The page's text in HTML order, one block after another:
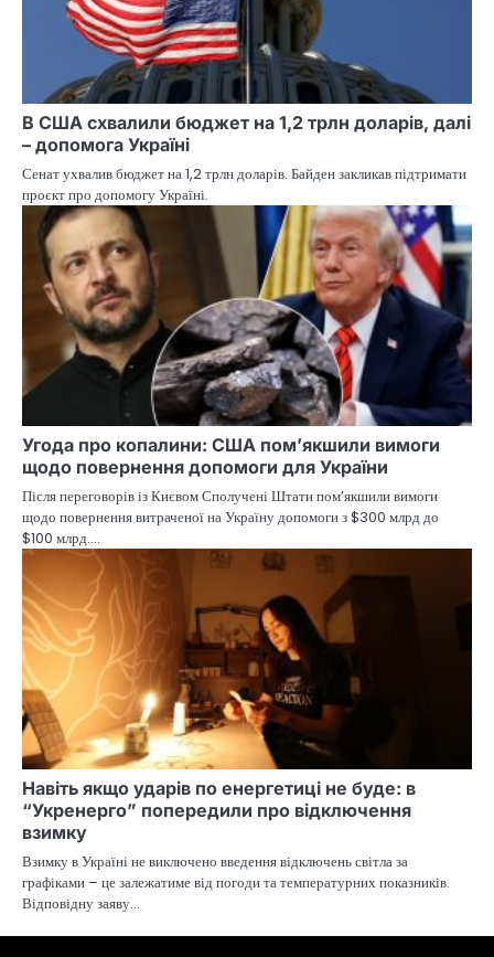
В США схвалили бюджет на 1,2 трлн доларів, далі
– допомога Україні
Сенат ухвалив бюджет на 1,2 трлн доларів. Байден закликав підтримати
проєкт про допомогу Україні.
Угода про копалини: США пом’якшили вимоги
щодо повернення допомоги для України
Після переговорів із Києвом Сполучені Штати пом’якшили вимоги
щодо повернення витраченої на Україну допомоги з $300 млрд до
$100 млрд.…
Навіть якщо ударів по енергетиці не буде: в
“Укренерго” попередили про відключення
взимку
Взимку в Україні не виключено введення відключень світла за
графіками – це залежатиме від погоди та температурних показників.
Відповідну заяву…